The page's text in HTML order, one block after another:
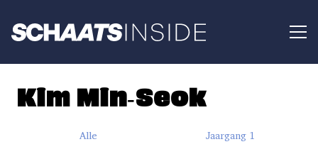
Kim Min-Seok
Alle Jaargang 1